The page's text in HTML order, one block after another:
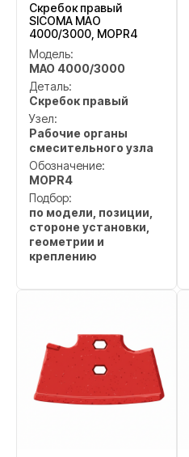
Скребок правый
SICOMA MAO
4000/3000, MOPR4
Модель:
MAO 4000/3000
Деталь:
Скребок правый
Узел:
Рабочие органы
смесительного узла
Обозначение:
MOPR4
Подбор:
по модели, позиции,
стороне установки,
геометрии и
креплению